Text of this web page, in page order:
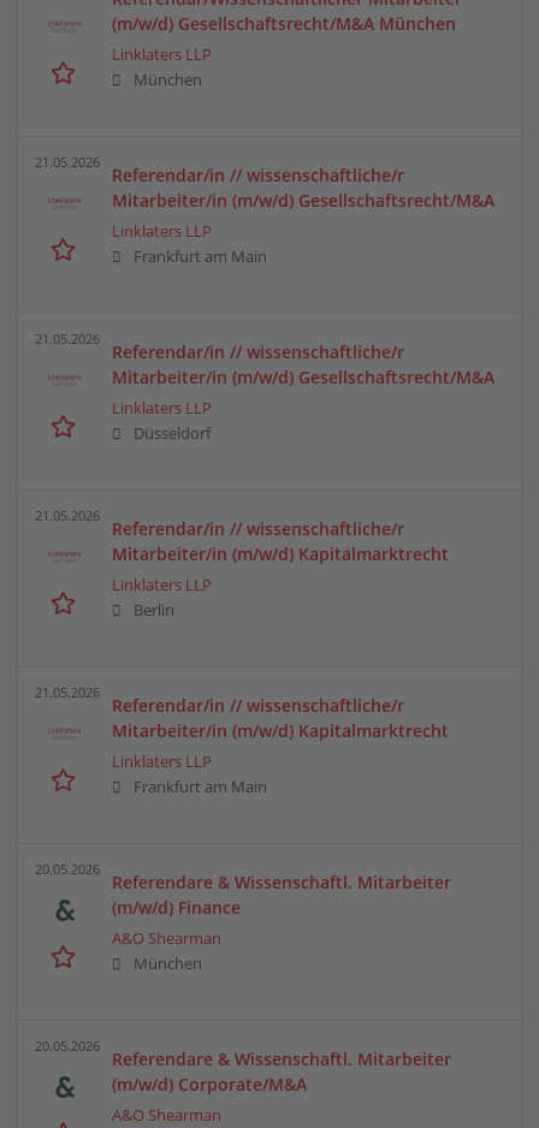
(m/w/d) Gesellschaftsrecht/M&A München
Linklaters LLP
München
21.05.2026
Referendar/in // wissenschaftliche/r
Mitarbeiter/in (m/w/d) Gesellschaftsrecht/M&A
Linklaters LLP
Frankfurt am Main
21.05.2026
Referendar/in // wissenschaftliche/r
Mitarbeiter/in (m/w/d) Gesellschaftsrecht/M&A
Linklaters LLP
Düsseldorf
21.05.2026
Referendar/in // wissenschaftliche/r
Mitarbeiter/in (m/w/d) Kapitalmarktrecht
Linklaters LLP
Berlin
21.05.2026
Referendar/in // wissenschaftliche/r
Mitarbeiter/in (m/w/d) Kapitalmarktrecht
Linklaters LLP
Frankfurt am Main
20.05.2026
Referendare & Wissenschaftl. Mitarbeiter
(m/w/d) Finance
A&O Shearman
München
20.05.2026
Referendare & Wissenschaftl. Mitarbeiter
(m/w/d) Corporate/M&A
A&O Shearman